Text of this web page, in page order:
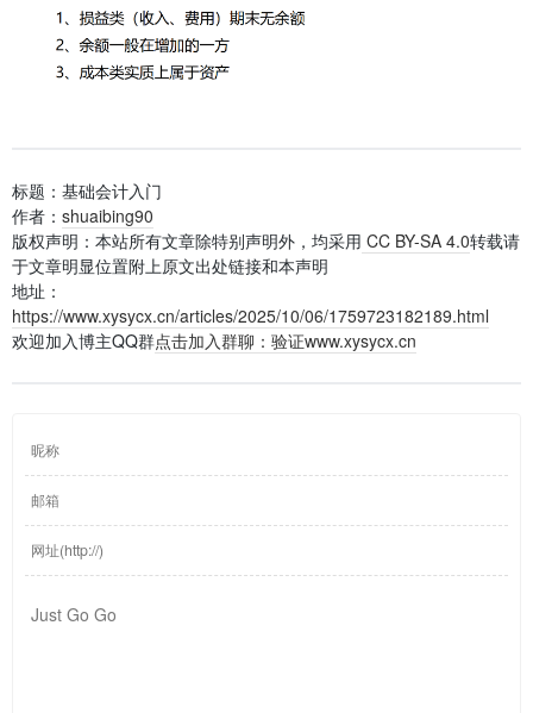
标题：基础会计入门
作者： shuaibing90
版权声明：本站所有文章除特别声明外，均采用 CC BY-SA 4.0转载请
于文章明显位置附上原文出处链接和本声明
地址：
https://www.xysycx.cn/articles/2025/10/06/1759723182189.html
欢迎加入博主QQ群点击加入群聊：验证www.xysycx.cn